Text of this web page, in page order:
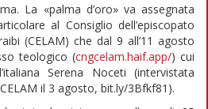
La «palma d’oro» va assegnata
al Consiglio dell’episcopato
(CELAM) che dal 9 all’11 agosto
teologico (cngcelam.haif.app/) cui
Serena Noceti (intervistata
il 3 agosto, bit.ly/3Bfkf81).